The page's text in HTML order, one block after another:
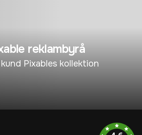
reklambyrå
Pixables kollektion